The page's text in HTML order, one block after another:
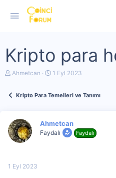
Kripto para
K
u
b
a
ş
a
Ahmetcan
B
l
g
ı
ç
1 Eyl 2023
Kripto Para Temelleri ve Tanımı
Ahmetcan
Faydalı Faydalı
1 Eyl 2023